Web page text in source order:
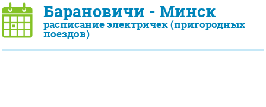
Барановичи - Минск
расписание электричек (пригородных
поездов)